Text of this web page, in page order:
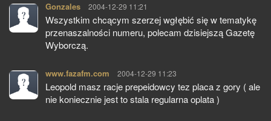
Gonzales pisze:
2004-12-29 11:21
Wszystkim chcącym szerzej wgłębić się w tematykę
przenaszalności numeru, polecam dzisiejszą Gazetę
Wyborczą.
www.fazafm.com pisze:
2004-12-29 11:23
Leopold masz racje prepeidowcy tez placa z gory ( ale
nie koniecznie jest to stala regularna oplata )